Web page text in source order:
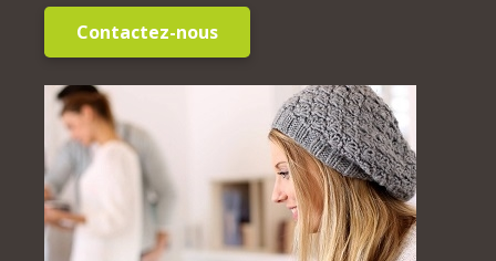
Contactez-nous